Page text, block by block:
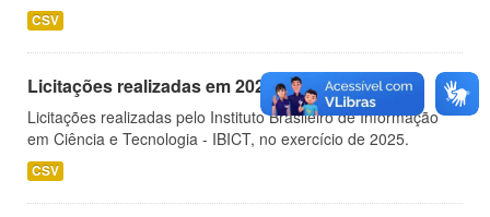
CSV
Licitações realizadas em 2025
Licitações realizadas pelo Instituto Brasileiro de Informação
em Ciência e Tecnologia - IBICT, no exercício de 2025.
CSV